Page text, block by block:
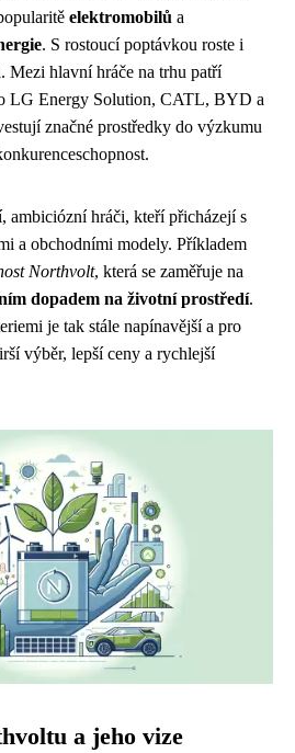
elektromobilů a
. S rostoucí poptávkou roste i
Mezi hlavní hráče na trhu patří
LG Energy Solution, CATL, BYD a
značné prostředky do výzkumu
ambiciózní hráči, kteří přicházejí s
a obchodními modely. Příkladem
Northvolt, která se zaměřuje na
dopadem na životní prostředí.
je tak stále napínavější a pro
výběr, lepší ceny a rychlejší
a jeho vize